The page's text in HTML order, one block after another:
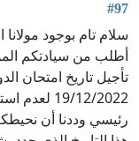
#97
سلام تام بوجود مولانا
أطلب من سيادتكم
تأجيل تاريخ امتحان
19/12/
رئيسي وددنا أن